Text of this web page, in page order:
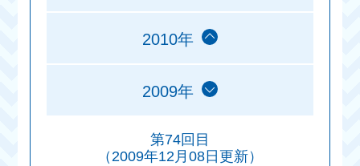
2010年
2009年
第74回目
（2009年12月08日更新）